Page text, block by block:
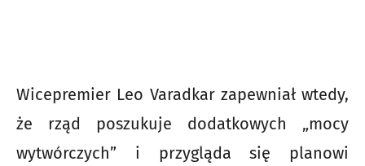
Wicepremier Leo Varadkar zapewniał wtedy,
że rząd poszukuje dodatkowych „mocy
wytwórczych” i przygląda się planowi